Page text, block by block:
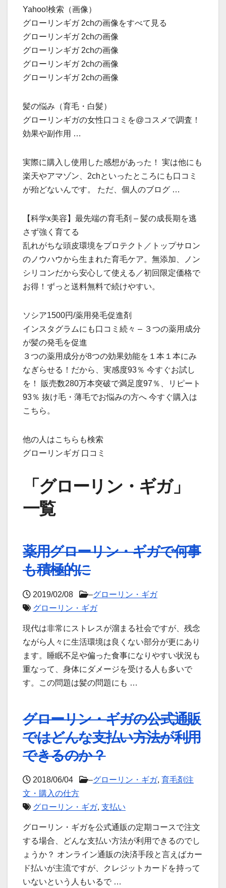
Yahoo!検索（画像）
グローリンギガ 2chの画像をすべて見る
グローリンギガ 2chの画像
グローリンギガ 2chの画像
グローリンギガ 2chの画像
グローリンギガ 2chの画像
髪の悩み（育毛・白髪）
グローリンギガの女性口コミを@コスメで調査！
効果や副作用 …
実際に購入し使用した感想があった！ 実は他にも
楽天やアマゾン、2chといったところにも口コミ
が殆どないんです。 ただ、個人のブログ …
【科学x美容】最先端の育毛剤 – 髪の成長期を逃
さず強く育てる
乱れがちな頭皮環境をプロテクト／トップサロン
のノウハウから生まれた育毛ケア。無添加、ノン
シリコンだから安心して使える／初回限定価格で
お得！ずっと送料無料で続けやすい。
ソシア1500円/薬用発毛促進剤
インスタグラムにも口コミ続々 – ３つの薬用成分
が髪の発毛を促進
３つの薬用成分が8つの効果効能を１本１本にみ
なぎらせる！だから、実感度93％ 今すぐお試し
を！ 販売数280万本突破で満足度97％、リピート
93％ 抜け毛・薄毛でお悩みの方へ 今すぐ購入は
こちら。
他の人はこちらも検索
グローリンギガ 口コミ
「グローリン・ギガ」
一覧
薬用グローリン・ギガで何事
も積極的に
2019/02/08 –グローリン・ギガ
グローリン・ギガ
現代は非常にストレスが溜まる社会ですが、残念
ながら人々に生活環境は良くない部分が更にあり
ます。睡眠不足や偏った食事になりやすい状況も
重なって、身体にダメージを受ける人も多いで
す。この問題は髪の問題にも …
グローリン・ギガの公式通販
ではどんな支払い方法が利用
できるのか？
2018/06/04 –グローリン・ギガ, 育毛剤注
文・購入の仕方
グローリン・ギガ, 支払い
グローリン・ギガを公式通販の定期コースで注文
する場合、どんな支払い方法が利用できるのでし
ょうか？ オンライン通販の決済手段と言えばカー
ド払いが主流ですが、クレジットカードを持って
いないという人もいるで …